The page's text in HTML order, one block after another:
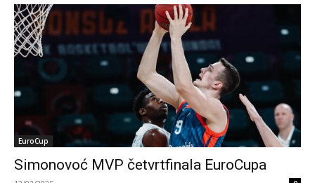
EuroCup
Simonovoć MVP četvrtfinala EuroCupa